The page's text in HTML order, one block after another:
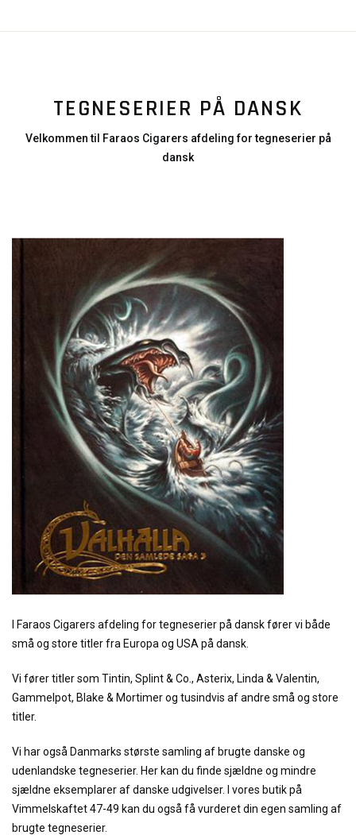
TEGNESERIER PÅ DANSK
Velkommen til Faraos Cigarers afdeling for tegneserier på
dansk
I Faraos Cigarers afdeling for tegneserier på dansk fører vi både
små og store titler fra Europa og USA på dansk.
Vi fører titler som Tintin, Splint & Co., Asterix, Linda & Valentin,
Gammelpot, Blake & Mortimer og tusindvis af andre små og store
titler.
Vi har også Danmarks største samling af brugte danske og
udenlandske tegneserier. Her kan du finde sjældne og mindre
sjældne eksemplarer af danske udgivelser. I vores butik på
Vimmelskaftet 47-49 kan du også få vurderet din egen samling af
brugte tegneserier.